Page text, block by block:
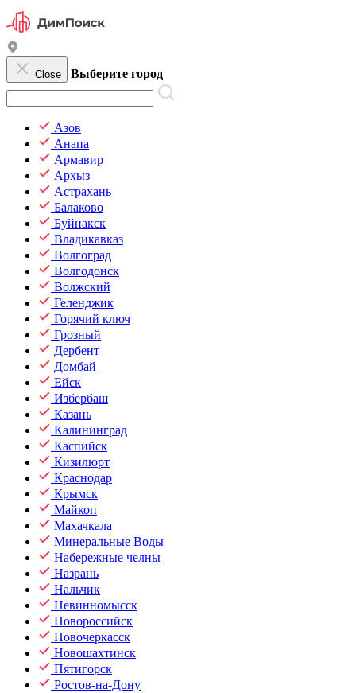
Close Выберите город
Азов
Анапа
Армавир
Архыз
Астрахань
Балаково
Буйнакск
Владикавказ
Волгоград
Волгодонск
Волжский
Геленджик
Горячий ключ
Грозный
Дербент
Домбай
Ейск
Избербаш
Казань
Калининград
Каспийск
Кизилюрт
Краснодар
Крымск
Майкоп
Махачкала
Минеральные Воды
Набережные челны
Назрань
Нальчик
Невинномысск
Новороссийск
Новочеркасск
Новошахтинск
Пятигорск
Ростов-на-Дону